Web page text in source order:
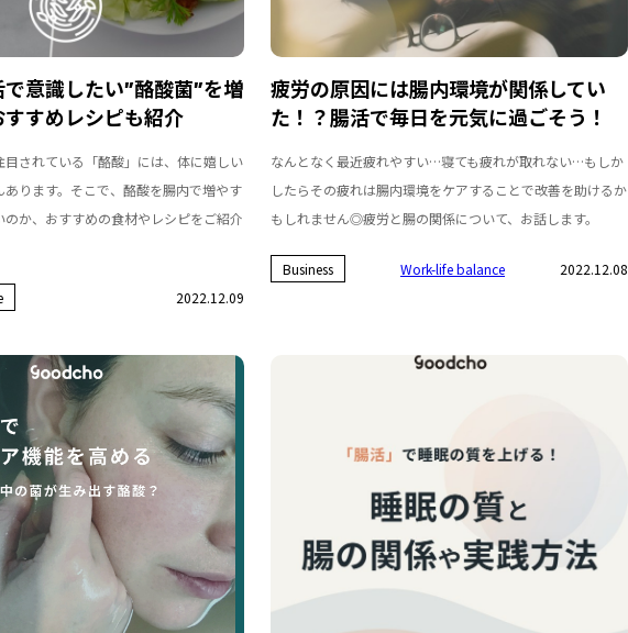
意識したい”酪酸菌”を増
すめレシピも紹介
されている「酪酸」には、体に嬉しい
ります。そこで、酪酸を腸内で増やす
のか、おすすめの食材やレシピをご紹介
2022.12.09
疲労の原因には腸内環境が関係してい
た！？腸活で毎日を元気に過ごそう！
なんとなく最近疲れやすい…寝ても疲れが取れない…もしか
したらその疲れは腸内環境をケアすることで改善を助けるか
もしれません◎疲労と腸の関係について、お話します。
Business Work-life balance 2022.12.08